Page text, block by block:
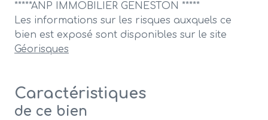
*****ANP IMMOBILIER GENESTON *****
Les informations sur les risques auxquels ce
bien est exposé sont disponibles sur le site
Géorisques
Caractéristiques
de ce bien